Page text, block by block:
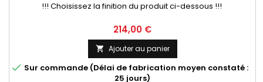
!!! Choisissez la finition du produit ci-dessous !!!
Prix
214,00 €
 Ajouter au panier
 Sur commande (Délai de fabrication moyen constaté :
25 jours)